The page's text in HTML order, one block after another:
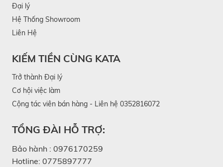
Đại lý
Hệ Thống Showroom
Liên Hệ
KIẾM TIỀN CÙNG KATA
Trở thành Đại lý
Cơ hội việc làm
Cộng tác viên bán hàng - Liên hệ 0352816072
TỔNG ĐÀI HỖ TRỢ:
Bảo hành : 0976170259
Hotline: 0775897777